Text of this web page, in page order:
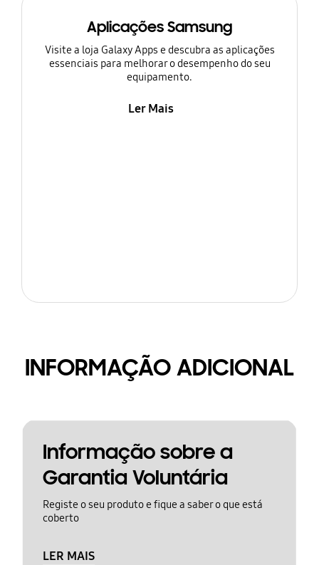
Aplicações Samsung
Visite a loja Galaxy Apps e descubra as aplicações
essenciais para melhorar o desempenho do seu
equipamento.
Ler Mais
INFORMAÇÃO ADICIONAL
Informação sobre a
Garantia Voluntária
Registe o seu produto e fique a saber o que está
coberto
LER MAIS